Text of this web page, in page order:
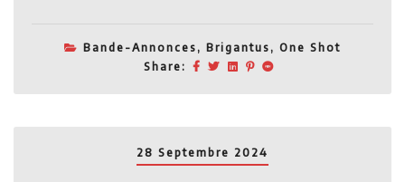
Bande-Annonces, Brigantus, One Shot
Share:
28 Septembre 2024